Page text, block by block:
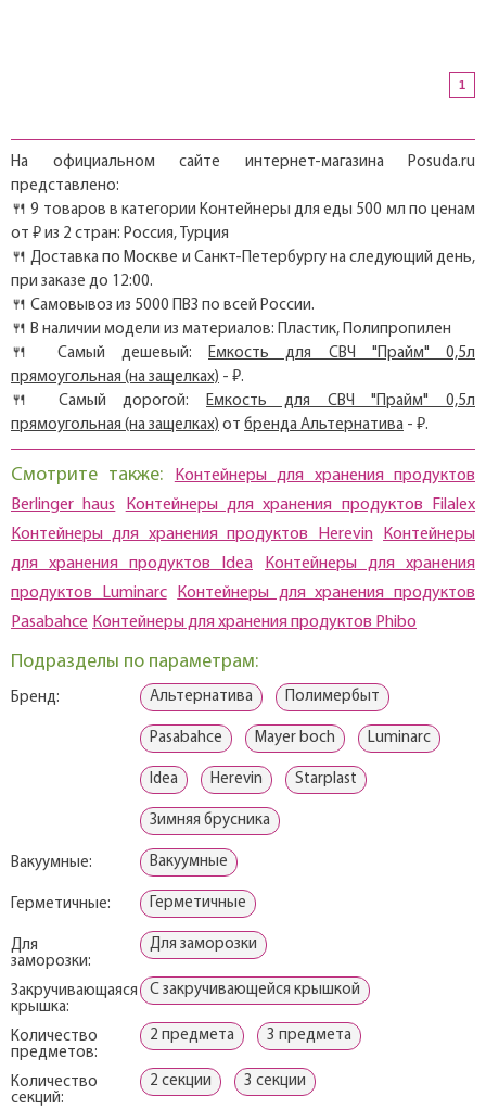
1
На официальном сайте интернет-магазина Posuda.ru
представлено:
🍴 9 товаров в категории Контейнеры для еды 500 мл по ценам
от ₽ из 2 стран: Россия, Турция
🍴 Доставка по Москве и Санкт-Петербургу на следующий день,
при заказе до 12:00.
🍴 Самовывоз из 5000 ПВЗ по всей России.
🍴 В наличии модели из материалов: Пластик, Полипропилен
🍴 Самый дешевый: Емкость для СВЧ "Прайм" 0,5л
прямоугольная (на защелках) - ₽.
🍴 Самый дорогой: Емкость для СВЧ "Прайм" 0,5л
прямоугольная (на защелках) от бренда Альтернатива - ₽.
Смотрите также:
Контейнеры для хранения продуктов
Berlinger haus
Контейнеры для хранения продуктов Filalex
Контейнеры для хранения продуктов Herevin
Контейнеры
для хранения продуктов Idea
Контейнеры для хранения
продуктов Luminarc
Контейнеры для хранения продуктов
Pasabahce Контейнеры для хранения продуктов Phibo
Подразделы по параметрам:
Бренд: Альтернатива Полимербыт
Pasabahce Mayer boch Luminarc
Idea Herevin Starplast
Зимняя брусника
Вакуумные: Вакуумные
Герметичные: Герметичные
Для
заморозки:
Для заморозки
Закручивающаяся
крышка:
С закручивающейся крышкой
Количество
предметов:
2 предмета 3 предмета
Количество
секций:
2 секции 3 секции